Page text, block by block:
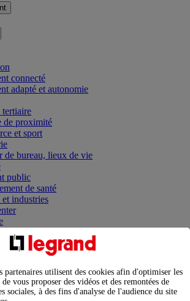
connecté
adapté et autonomie
tertiaire
de proximité
et sport
de bureau, lieux de vie
public
de santé
industries
et planifier le fonctionnement des appareils
et optimiser son tableau électrique
Data Center Solutions : concentrer les
au service de vos performances
partenaires utilisent des cookies afin d'optimiser les
vous proposer des vidéos et des remontées de
sociales, à des fins d'analyse de l'audience du site